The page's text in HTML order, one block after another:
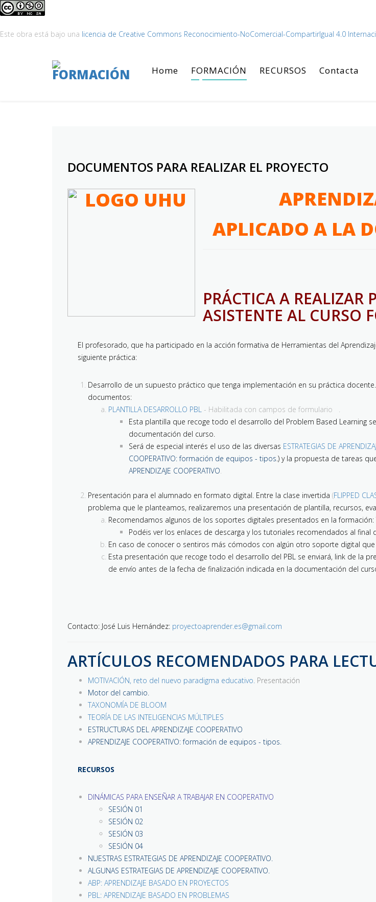
Este obra está bajo una licencia de Creative Commons Reconocimiento-NoComercial-CompartirIgual 4.0
Home FORMACIÓN RECURSOS Contacta
DOCUMENTOS PARA REALIZAR EL PROYECTO
APLICADO A LA
PRÁCTICA A REALIZAR
ASISTENTE AL CURSO
El profesorado, que ha participado en la acción formativa de Herramientas del
siguiente práctica:
Desarrollo de un supuesto práctico que tenga implementación en su práctica
documentos:
PLANTILLA DESARROLLO PBL - Habilitada con campos de formulario .
Esta plantilla que recoge todo el desarrollo del Problem Based Learning
documentación del curso.
Será de especial interés el uso de las diversas ESTRATEGIAS DE
COOPERATIVO: formación de equipos - tipos.) y la propuesta de tareas
APRENDIZAJE COOPERATIVO.
Presentación para el alumnado en formato digital. Entre la clase invertida (FLIPPED
problema que le planteamos, realizaremos una presentación de plantilla, recursos,
Recomendamos algunos de los soportes digitales presentados en la formación:
Podéis ver los enlaces de descarga y los tutoriales recomendados al final
En caso de conocer o sentiros más cómodos con algún otro soporte digital
Esta presentación que recoge todo el desarrollo del PBL se enviará, link de la
de envío antes de la fecha de finalización indicada en la documentación del
Contacto: José Luis Hernández: proyectoaprender.es@gmail.com
ARTÍCULOS RECOMENDADOS PARA
MOTIVACIÓN, reto del nuevo paradigma educativo. Presentación
Motor del cambio.
TAXONOMÍA DE BLOOM
TEORÍA DE LAS INTELIGENCIAS MÚLTIPLES
ESTRUCTURAS DEL APRENDIZAJE COOPERATIVO
APRENDIZAJE COOPERATIVO: formación de equipos - tipos.
RECURSOS
DINÁMICAS PARA ENSEÑAR A TRABAJAR EN COOPERATIVO
SESIÓN 01
SESIÓN 02
SESIÓN 03
SESIÓN 04
NUESTRAS ESTRATEGIAS DE APRENDIZAJE COOPERATIVO.
ALGUNAS ESTRATEGIAS DE APRENDIZAJE COOPERATIVO.
ABP: APRENDIZAJE BASADO EN PROYECTOS
PBL: APRENDIZAJE BASADO EN PROBLEMAS